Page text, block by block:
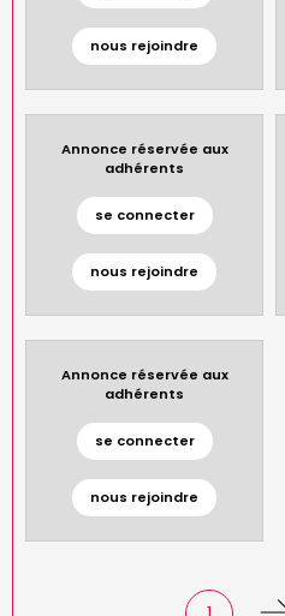
nous rejoindre
Annonce réservée aux
adhérents
se connecter
nous rejoindre
Annonce réservée aux
adhérents
se connecter
nous rejoindre